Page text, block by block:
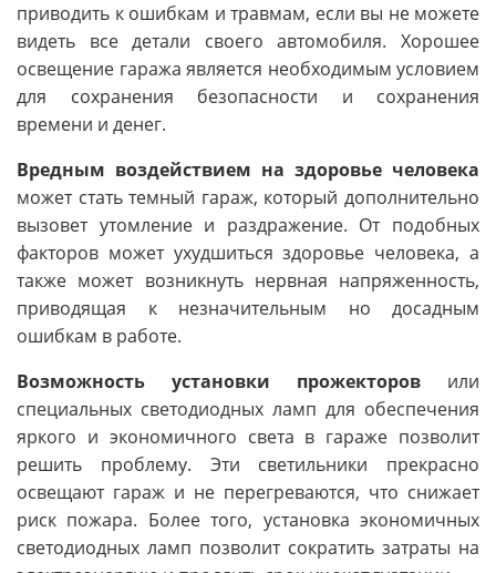
приводить к ошибкам и травмам, если вы не можете
видеть все детали своего автомобиля. Хорошее
освещение гаража является необходимым условием
для сохранения безопасности и сохранения
времени и денег.
Вредным воздействием на здоровье человека
может стать темный гараж, который дополнительно
вызовет утомление и раздражение. От подобных
факторов может ухудшиться здоровье человека, а
также может возникнуть нервная напряженность,
приводящая к незначительным но досадным
ошибкам в работе.
Возможность установки прожекторов или
специальных светодиодных ламп для обеспечения
яркого и экономичного света в гараже позволит
решить проблему. Эти светильники прекрасно
освещают гараж и не перегреваются, что снижает
риск пожара. Более того, установка экономичных
светодиодных ламп позволит сократить затраты на